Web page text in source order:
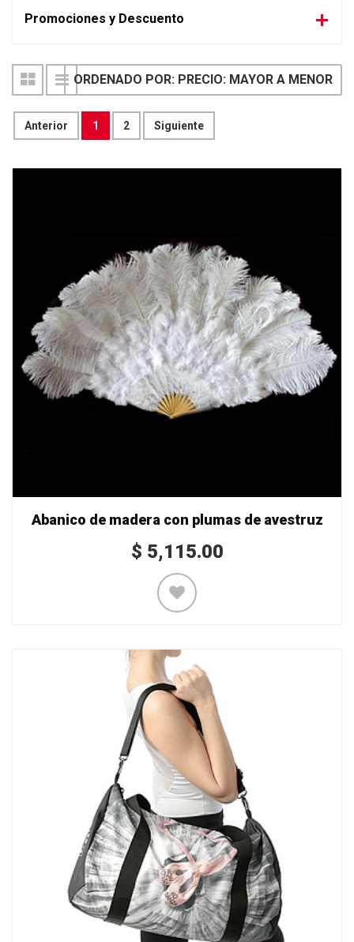
Promociones y Descuento
Anterior 1 2 Siguiente
ORDENADO POR: PRECIO: MAYOR A MENOR
Abanico de madera con plumas de avestruz
$ 5,115.00